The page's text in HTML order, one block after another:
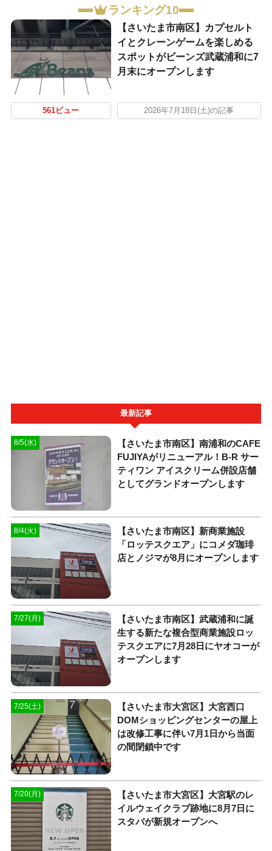
ランキング10
【さいたま市南区】カプセルト
イとクレーンゲームを楽しめる
スポットがビーンズ武蔵浦和に7
月末にオープンします
561ビュー 2026年7月18日(土)の記事
最新記事
8/5(水)
【さいたま市南区】南浦和のCAFE
FUJIYAがリニューアル！B-R サー
ティワン アイスクリーム併設店舗
としてグランドオープンします
8/4(火)
【さいたま市南区】新商業施設
「ロッテスクエア」にコメダ珈琲
店とノジマが8月にオープンします
7/27(月)
【さいたま市南区】武蔵浦和に誕
生する新たな複合型商業施設ロッ
テスクエアに7月28日にヤオコーが
オープンします
7/25(土)
【さいたま市大宮区】大宮西口
DOMショッピングセンターの屋上
は改修工事に伴い7月1日から当面
の間閉鎖中です
7/20(月)
【さいたま市大宮区】大宮駅のレ
イルウェイクラブ跡地に8月7日に
スタバが新規オープンへ